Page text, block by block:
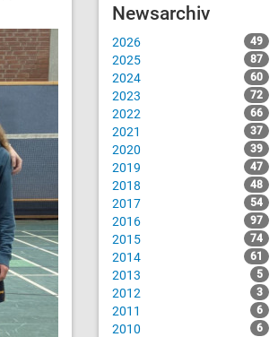
Newsarchiv
2026 49
2025 87
2024 60
2023 72
2022 66
2021 37
2020 39
2019 47
2018 48
2017 54
2016 97
2015 74
2014 61
2013 5
2012 3
2011 6
2010 6